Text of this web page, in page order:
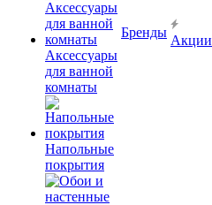
Аксессуары
для ванной
комнаты
Напольные
покрытия
Бренды
Акции